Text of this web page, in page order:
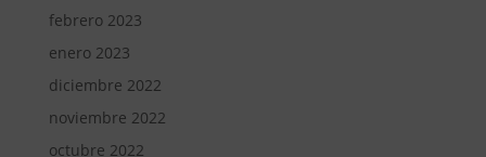
febrero 2023
enero 2023
diciembre 2022
noviembre 2022
octubre 2022